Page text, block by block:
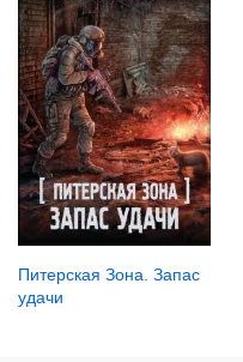
Питерская Зона. Запас
удачи